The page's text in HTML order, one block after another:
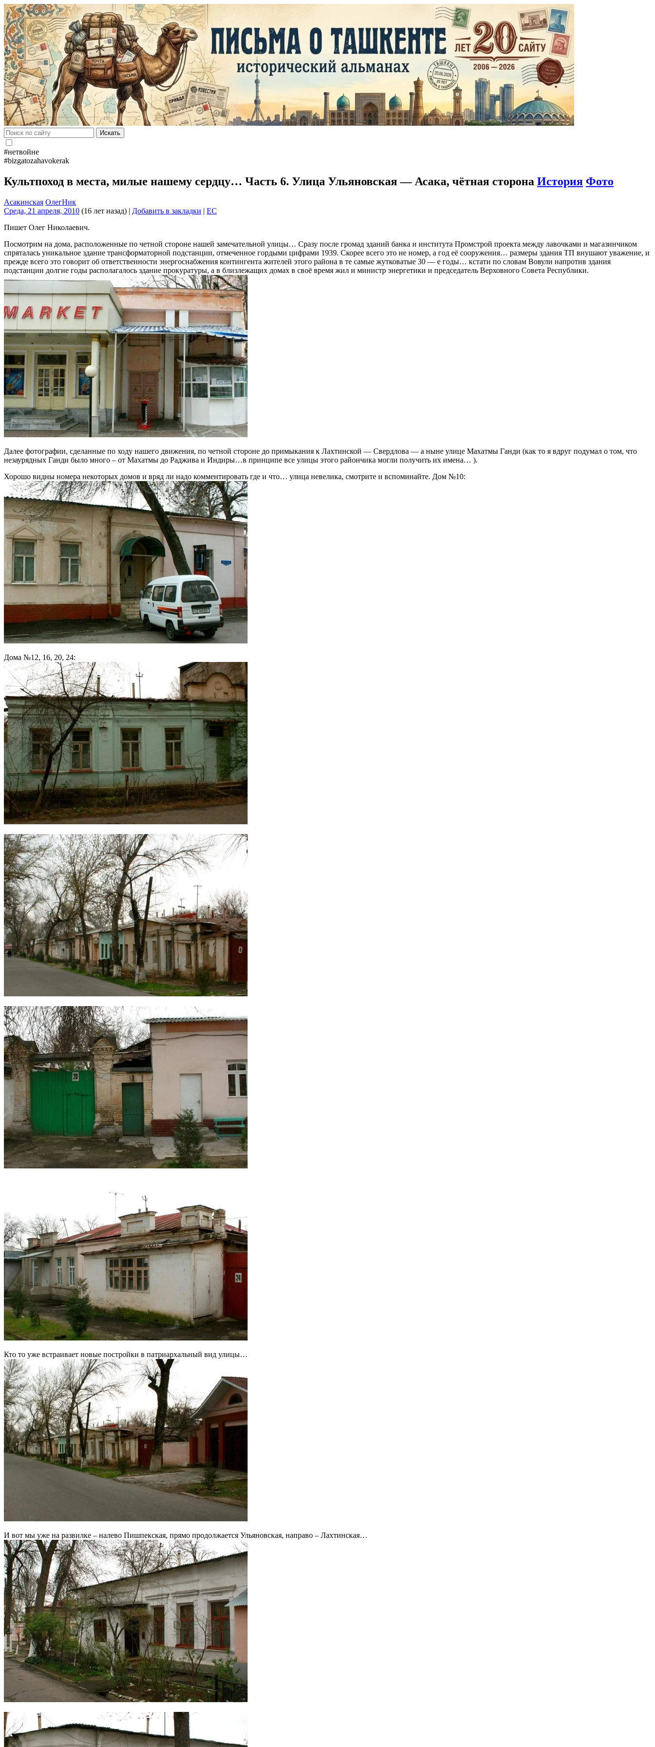
Искать
#нетвойне
#bizgatozahavokerak
Культпоход в места, милые нашему сердцу… Часть 6. Улица Ульяновская — Асака, чётная сторона История Фото
Асакинская ОлегНик
Среда, 21 апреля, 2010 (16 лет назад) | Добавить в закладки | EC
Пишет Олег Николаевич.
Посмотрим на дома, расположенные по четной стороне нашей замечательной улицы… Сразу после громад зданий банка и института Промстрой проекта между лавочками и магазинчиком
спряталась уникальное здание трансформаторной подстанции, отмеченное гордыми цифрами 1939. Скорее всего это не номер, а год её сооружения… размеры здания ТП внушают уважение, и
прежде всего это говорит об ответственности энергоснабжения контингента жителей этого района в те самые жутковатые 30 — е годы… кстати по словам Вовули напротив здания
подстанции долгие годы располагалось здание прокуратуры, а в близлежащих домах в своё время жил и министр энергетики и председатель Верховного Совета Республики.
Далее фотографии, сделанные по ходу нашего движения, по четной стороне до примыкания к Лахтинской — Свердлова — а ныне улице Махатмы Ганди (как то я вдруг подумал о том, что
незаурядных Ганди было много – от Махатмы до Раджива и Индиры…в принципе все улицы этого райончика могли получить их имена… ).
Хорошо видны номера некоторых домов и вряд ли надо комментировать где и что… улица невелика, смотрите и вспоминайте. Дом №10:
Дома №12, 16, 20, 24:
Кто то уже встраивает новые постройки в патриархальный вид улицы…
И вот мы уже на развилке – налево Пишпекская, прямо продолжается Ульяновская, направо – Лахтинская…